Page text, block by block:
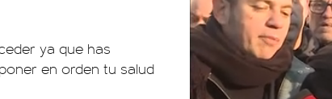
ya que has
en orden tu salud